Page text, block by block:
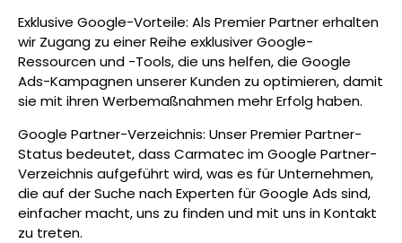
Exklusive Google-Vorteile: Als Premier Partner erhalten
wir Zugang zu einer Reihe exklusiver Google-
Ressourcen und -Tools, die uns helfen, die Google
Ads-Kampagnen unserer Kunden zu optimieren, damit
sie mit ihren Werbemaßnahmen mehr Erfolg haben.
Google Partner-Verzeichnis: Unser Premier Partner-
Status bedeutet, dass Carmatec im Google Partner-
Verzeichnis aufgeführt wird, was es für Unternehmen,
die auf der Suche nach Experten für Google Ads sind,
einfacher macht, uns zu finden und mit uns in Kontakt
zu treten.